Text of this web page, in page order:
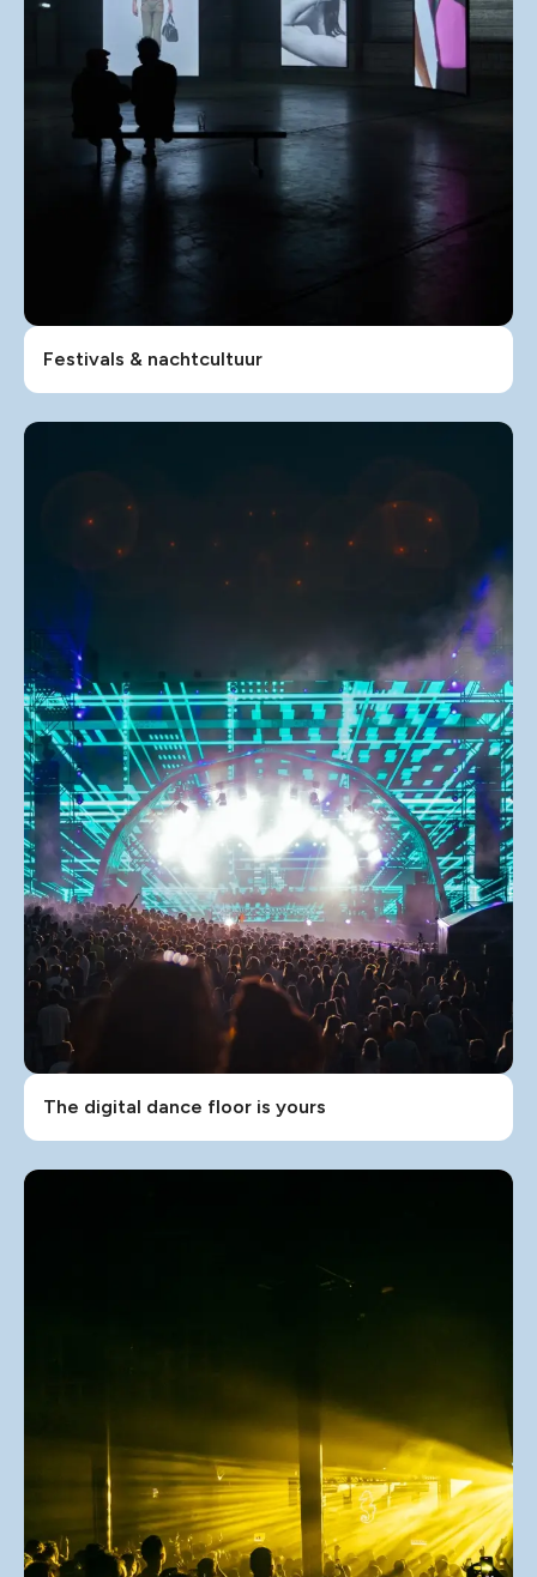
Festivals & nachtcultuur
The digital dance floor is yours